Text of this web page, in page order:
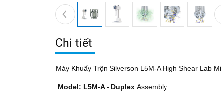
Chi tiết
Máy Khuấy Trộn Silverson L5M-A High Shear Lab
Model: L5M-A - Duplex Assembly